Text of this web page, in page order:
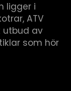
ligger i
ATV
utbud av
som hör